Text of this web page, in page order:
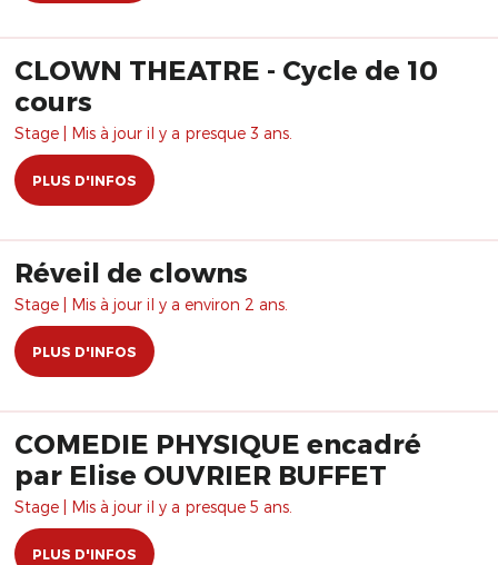
CLOWN THEATRE - Cycle de 10
cours
Stage | Mis à jour il y a presque 3 ans.
PLUS D'INFOS
Réveil de clowns
Stage | Mis à jour il y a environ 2 ans.
PLUS D'INFOS
COMEDIE PHYSIQUE encadré
par Elise OUVRIER BUFFET
Stage | Mis à jour il y a presque 5 ans.
PLUS D'INFOS